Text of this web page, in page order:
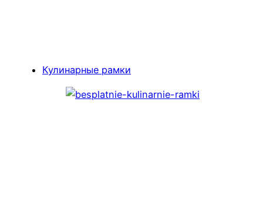
Кулинарные рамки